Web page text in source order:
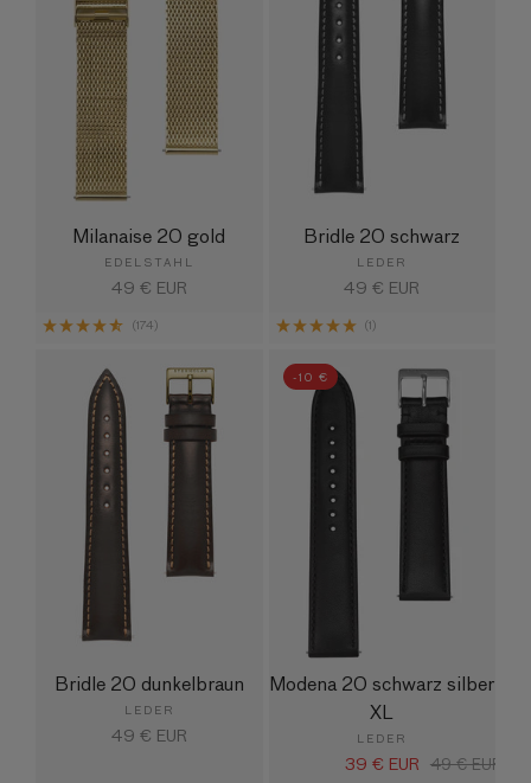
Milanaise 20 gold
EDELSTAHL
Normaler
49 € EUR
(174)
Bridle 20 schwarz
LEDER
Normaler
49 € EUR
(1)
Bridle 20 dunkelbraun
LEDER
Normaler
49 € EUR
Modena 20 schwarz silber
XL
LEDER
Verkaufspreis
39 € EUR
Normaler
49 € EUR
-10 €